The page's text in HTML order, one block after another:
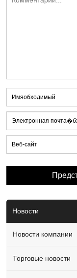
Новости
Новости компании
Торговые новости